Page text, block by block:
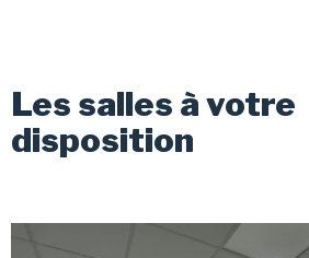
Les salles à votre
disposition